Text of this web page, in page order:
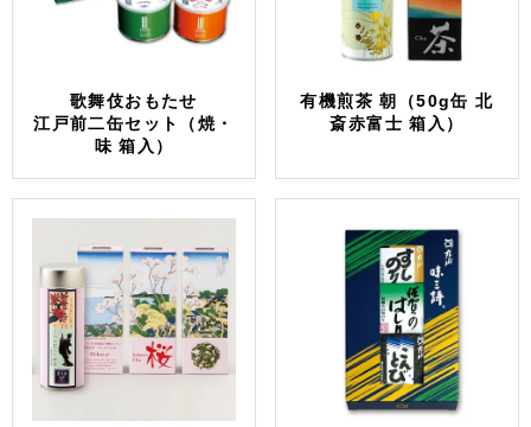
歌舞伎おもたせ
江戸前二缶セット（焼・
味 箱入）
有機煎茶 朝（50g缶 北
斎赤富士 箱入）